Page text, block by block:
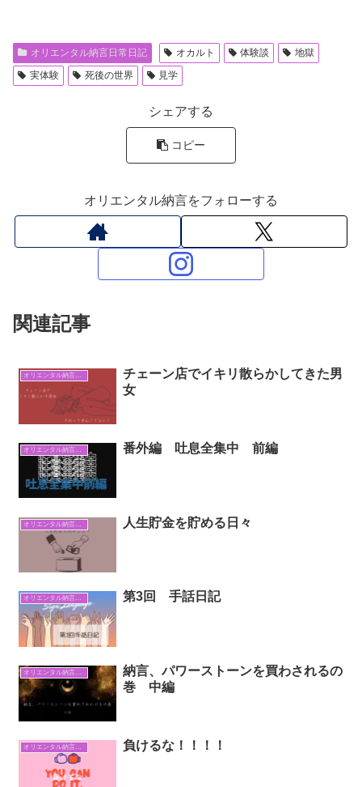
オリエンタル納言日常日記 オカルト 体験談
地獄
実体験
死後の世界 見学
シェアする
コピー
オリエンタル納言をフォローする
関連記事
オリエンタル納言日常日記
チェーン店でイキリ散らかしてきた男
女
オリエンタル納言日常日記 番外編 吐息全集中 前編
オリエンタル納言日常日記 人生貯金を貯める日々
オリエンタル納言日常日記 第3回 手話日記
オリエンタル納言日常日記
納言、パワーストーンを買わされるの
巻 中編
オリエンタル納言日常日記 負けるな！！！！